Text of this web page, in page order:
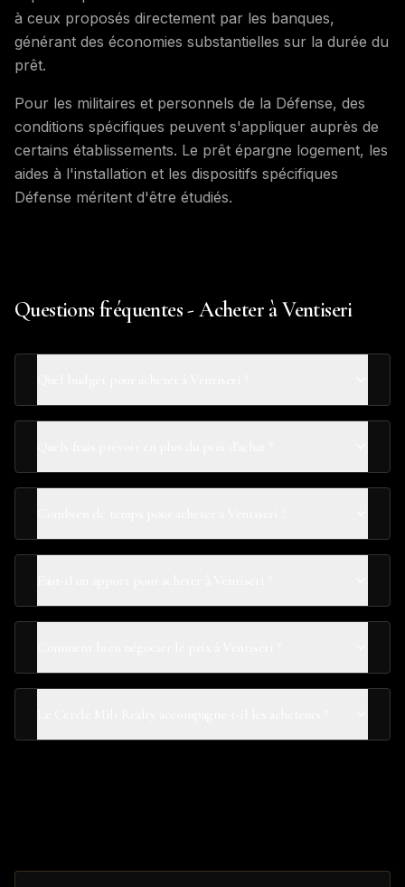
à ceux proposés directement par les banques,
générant des économies substantielles sur la durée du
prêt.
Pour les militaires et personnels de la Défense, des
conditions spécifiques peuvent s'appliquer auprès de
certains établissements. Le prêt épargne logement, les
aides à l'installation et les dispositifs spécifiques
Défense méritent d'être étudiés.
Questions fréquentes - Acheter à Ventiseri